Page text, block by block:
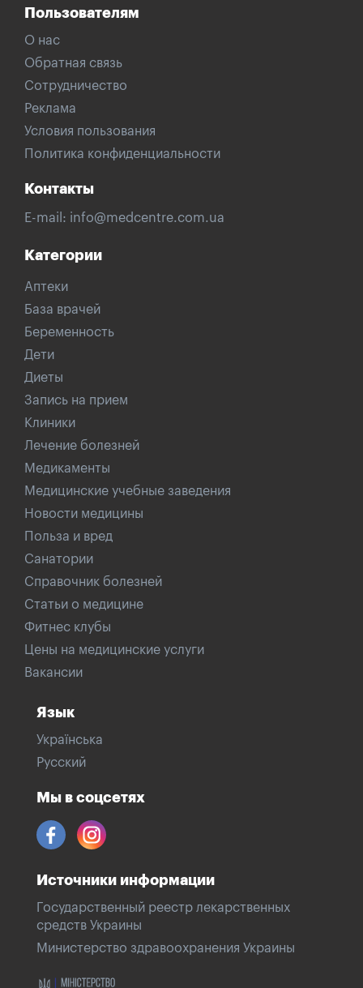
Пользователям
О нас
Обратная связь
Сотрудничество
Реклама
Условия пользования
Политика конфиденциальности
Контакты
E-mail: info@medcentre.com.ua
Категории
Аптеки
База врачей
Беременность
Дети
Диеты
Запись на прием
Клиники
Лечение болезней
Медикаменты
Медицинские учебные заведения
Новости медицины
Польза и вред
Санатории
Справочник болезней
Статьи о медицине
Фитнес клубы
Цены на медицинские услуги
Вакансии
Язык
Українська
Русский
Мы в соцсетях
Источники информации
Государственный реестр лекарственных
средств Украины
Министерство здравоохранения Украины